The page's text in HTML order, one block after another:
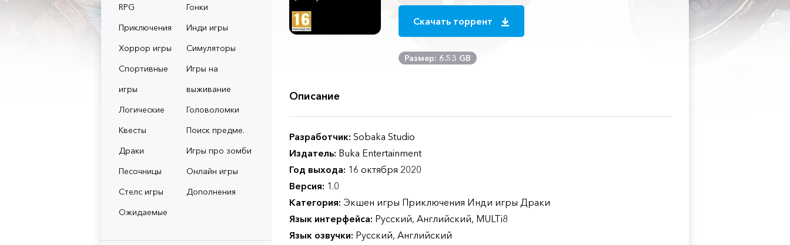
RPG
Гонки
Приключения
Инди игры
Хоррор игры
Симуляторы
Спортивные
игры
Игры на
выживание
Логические
Головоломки
Квесты
Поиск предме.
Драки
Игры про зомби
Песочницы
Онлайн игры
Стелс игры
Дополнения
Ожидаемые
Скачать торрент
Размер: 6.53 GB
Описание
Разработчик: Sobaka Studio
Издатель: Buka Entertainment
Год выхода: 16 октября 2020
Версия: 1.0
Категория: Экшен игры Приключения Инди игры Драки
Язык интерфейса: Русский, Английский, MULTi8
Язык озвучки: Русский, Английский